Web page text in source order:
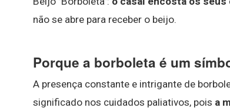
não se abre para receber o beijo.
Porque a borboleta é um
A presença constante e intrigante de
significado nos cuidados paliativos, pois a